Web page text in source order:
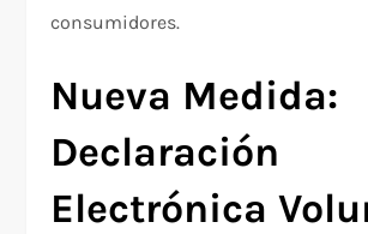
consumidores.
Nueva Medida:
Declaración
Electrónica